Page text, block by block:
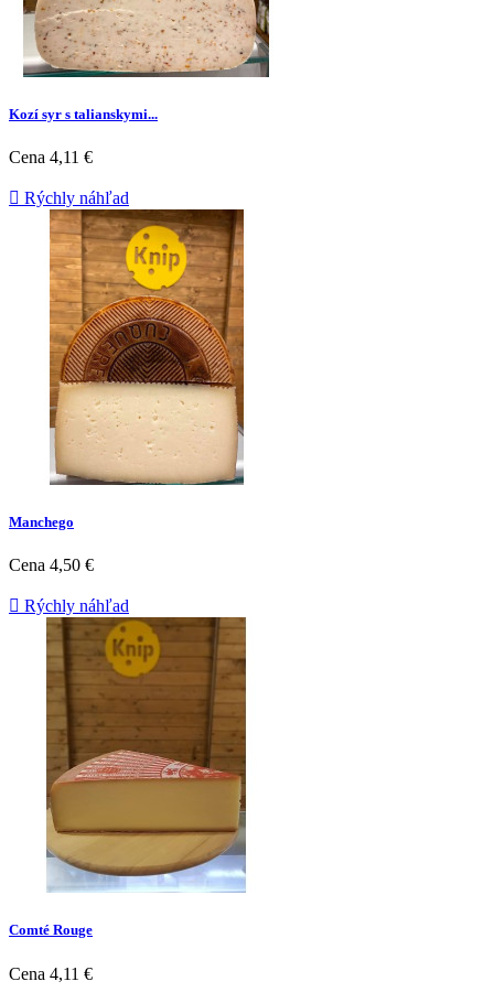
Kozí syr s talianskymi...
Cena 4,11 €
 Rýchly náhľad
Manchego
Cena 4,50 €
 Rýchly náhľad
Comté Rouge
Cena 4,11 €